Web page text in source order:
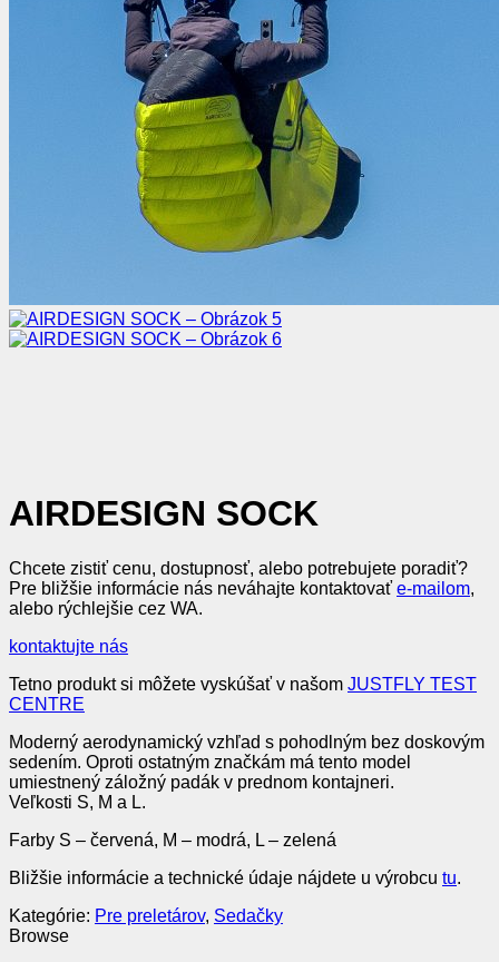
AIRDESIGN SOCK
Chcete zistiť cenu, dostupnosť, alebo potrebujete poradiť?
Pre bližšie informácie nás neváhajte kontaktovať e-mailom,
alebo rýchlejšie cez WA.
kontaktujte nás
Tetno produkt si môžete vyskúšať v našom JUSTFLY TEST
CENTRE
Moderný aerodynamický vzhľad s pohodlným bez doskovým
sedením. Oproti ostatným značkám má tento model
umiestnený záložný padák v prednom kontajneri.
Veľkosti S, M a L.
Farby S – červená, M – modrá, L – zelená
Bližšie informácie a technické údaje nájdete u výrobcu tu.
Kategórie: Pre preletárov, Sedačky
Browse